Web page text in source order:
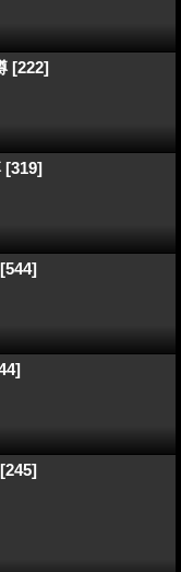
[222]
[319]
[544]
[245]